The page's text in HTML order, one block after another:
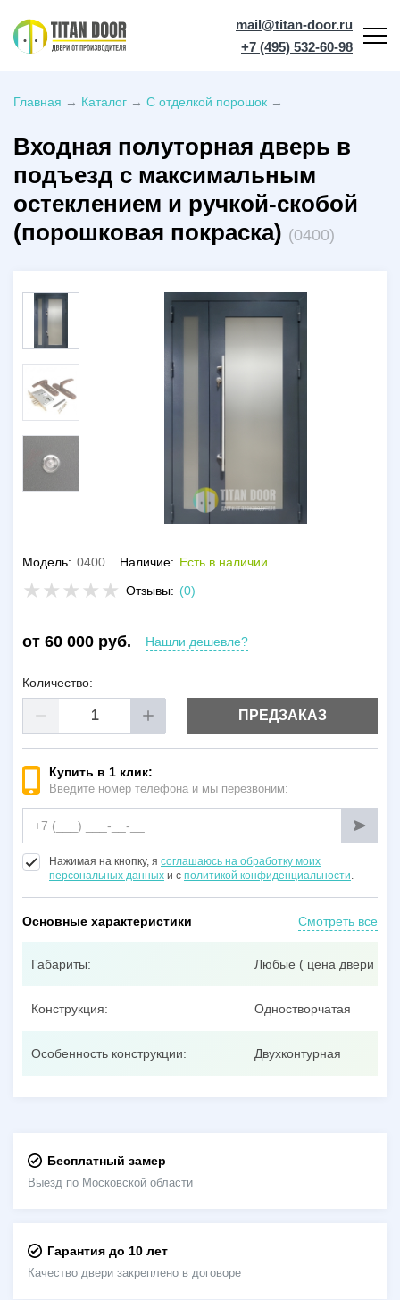
mail@titan-door.ru
+7 (495) 532-60-98
Главная → Каталог → С отделкой порошок →
Входная полуторная дверь в
подъезд с максимальным
остеклением и ручкой-скобой
(порошковая покраска) (0400)
Модель: 0400 Наличие: Есть в наличии
Отзывы: (0)
от 60 000 руб. Нашли дешевле?
Количество:
ПРЕДЗАКАЗ
Купить в 1 клик:
Введите номер телефона и мы перезвоним:
Нажимая на кнопку, я соглашаюсь на обработку моих
персональных данных и с политикой конфиденциальности.
Основные характеристики Смотреть все
Габариты: Любые ( цена двери
Конструкция: Одностворчатая
Особенность конструкции: Двухконтурная
Бесплатный замер
Выезд по Московской области
Гарантия до 10 лет
Качество двери закреплено в договоре